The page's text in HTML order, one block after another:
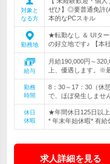
対象と
なる方
ぜひ】◎要普通免許
本的なPCスキル
勤務地
★転勤なし ＆ UIタ
の好立地です♪ 【本
給与
月給190,000円～
上、優遇します。※
勤務
時間
8：30～17：30（休
で、ほぼ発生しませ
休日
休暇
★年間休日125日以
* 年末年始休暇* 有給
求人詳細を見る